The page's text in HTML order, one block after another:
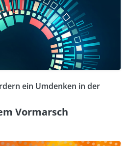
ein Umdenken in der
Vormarsch